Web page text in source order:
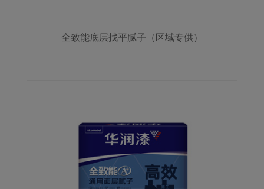
全致能底层找平腻子（区域专供）